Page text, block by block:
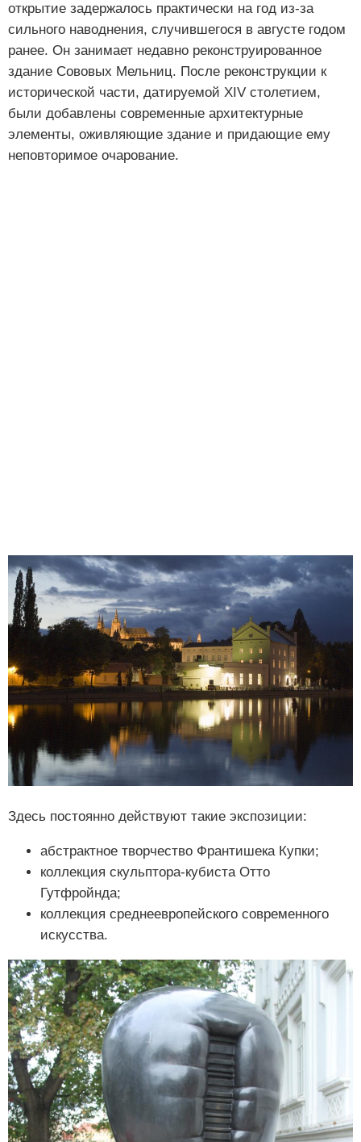
открытие задержалось практически на год из-за
сильного наводнения, случившегося в августе годом
ранее. Он занимает недавно реконструированное
здание Сововых Мельниц. После реконструкции к
исторической части, датируемой XIV столетием,
были добавлены современные архитектурные
элементы, оживляющие здание и придающие ему
неповторимое очарование.
Здесь постоянно действуют такие экспозиции:
абстрактное творчество Франтишека Купки;
коллекция скульптора-кубиста Отто
Гутфройнда;
коллекция среднеевропейского современного
искусства.